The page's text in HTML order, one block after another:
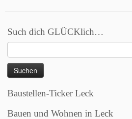
Such dich GLÜCKlich…
nach:
Baustellen-Ticker Leck
Bauen und Wohnen in Leck